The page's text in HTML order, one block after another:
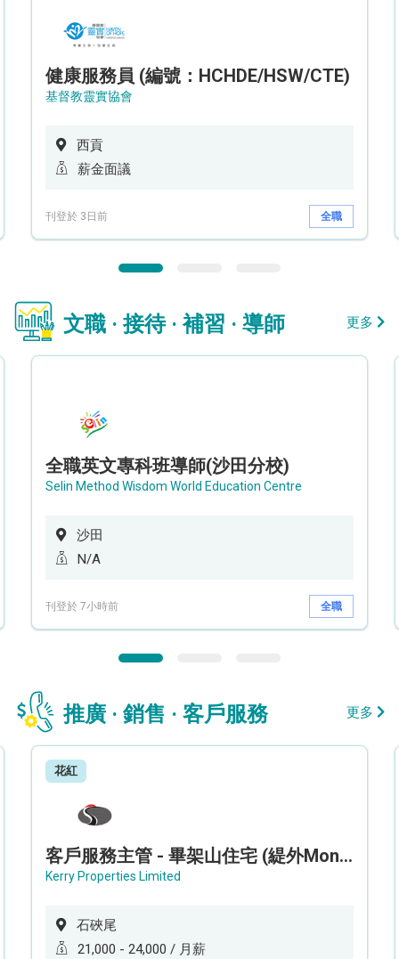
健康服務員 (編號：HCHDE/HSW/CTE)
基督教靈實協會
西貢
薪金面議
刊登於 3日前 全職
文職 · 接待 · 補習 · 導師 更多
全職英文專科班導師(沙田分校)
Selin Method Wisdom World Education Centre
沙田
N/A
刊登於 7小時前 全職
推廣 · 銷售 · 客戶服務 更多
花紅
客戶服務主管 - 畢架山住宅 (緹外Mont Verra)
Kerry Properties Limited
石硤尾
21,000 - 24,000 / 月薪